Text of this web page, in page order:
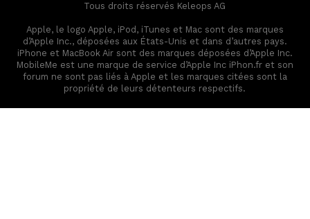
Tous droits réservés Keleops AG
Apple, le logo Apple, iPod, iTunes et Mac sont des marques
d’Apple Inc., déposées aux États-Unis et dans d’autres pays.
iPhone et MacBook Air sont des marques déposées d’Apple Inc.
MobileMe est une marque de service d’Apple Inc iPhon.fr et son
forum ne sont pas liés à Apple et les marques citées sont la
propriété de leurs détenteurs respectifs.